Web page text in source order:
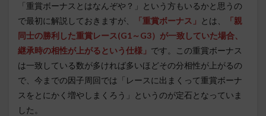
「重賞ボーナスとはなんぞや？」という方もいるかと思うの
で最初に解説しておきますが、
「重賞ボーナス」 とは、
「親
同士の勝利した重賞レース(G1～G3）が一致していた場合、
継承時の相性が上がるという仕様」 です。この重賞ボーナス
は一致している数が多ければ多いほどその分相性が上がるの
で、今までの因子周回では「レースに出まくって重賞ボーナ
スをとにかく増やしまくろう」というのが定石となっていま
した。